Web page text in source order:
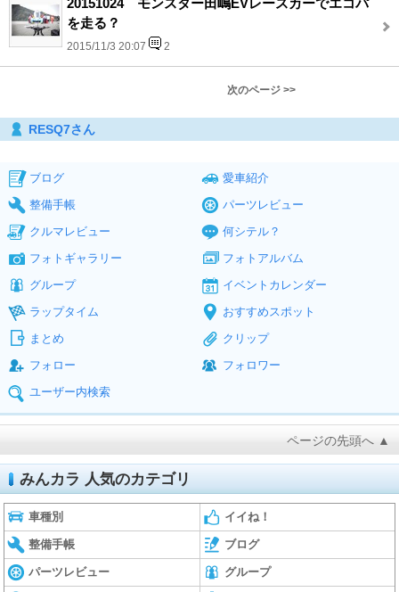
20151024 モンスター田嶋EVレースカーでエコパ
を走る？
2015/11/3 20:07 2
次のページ >>
RESQ7さん
ブログ
愛車紹介
整備手帳
パーツレビュー
クルマレビュー
何シテル？
フォトギャラリー
フォトアルバム
グループ
イベントカレンダー
ラップタイム
おすすめスポット
まとめ
クリップ
フォロー
フォロワー
ユーザー内検索
ページの先頭へ ▲
みんカラ 人気のカテゴリ
車種別 イイね！
整備手帳 ブログ
パーツレビュー グループ